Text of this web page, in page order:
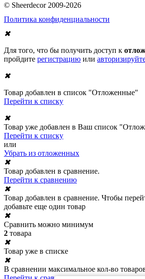
© Sheerdecor 2009-2026
Политика конфиденциальности
✖
Для того, что бы получить доступ к
пройдите регистрацию или
✖
Товар добавлен в список "Отложенные"
Перейти к списку
✖
Товар уже добавлен в Ваш список
Перейти к списку
или
Убрать из отложенных
✖
Товар добавлен в сравнение.
Перейти к сравнению
✖
Товар добавлен в сравнение. Чтобы
добавьте еще один товар
✖
Сравнить можно минимум
2 товара
✖
Товар уже в списке
✖
В сравнении максимальное кол-во